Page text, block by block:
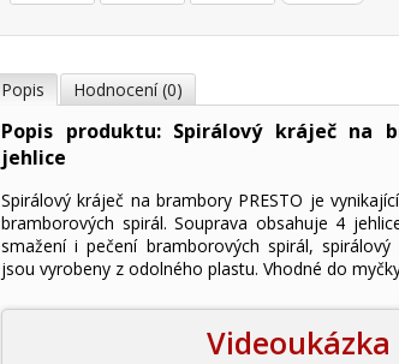
Popis Hodnocení (0)
Popis produktu: Spirálový kráječ na
jehlice
Spirálový kráječ na brambory PRESTO je
bramborových spirál. Souprava obsahuje 4
smažení i pečení bramborových spirál,
jsou vyrobeny z odolného plastu. Vhodné do
Videoukázka